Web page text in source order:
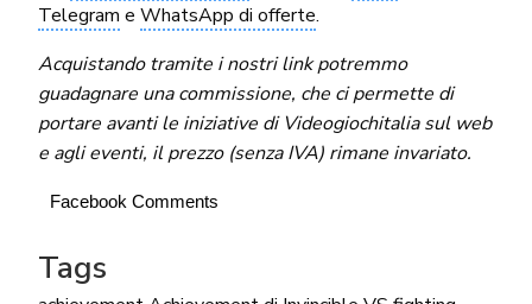
Telegram e WhatsApp di offerte.
Acquistando tramite i nostri link potremmo
guadagnare una commissione, che ci permette di
portare avanti le iniziative di Videogiochitalia sul web
e agli eventi, il prezzo (senza IVA) rimane invariato.
Facebook Comments
Tags